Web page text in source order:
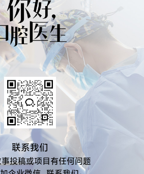
联系我们
投稿或项目有任何问题